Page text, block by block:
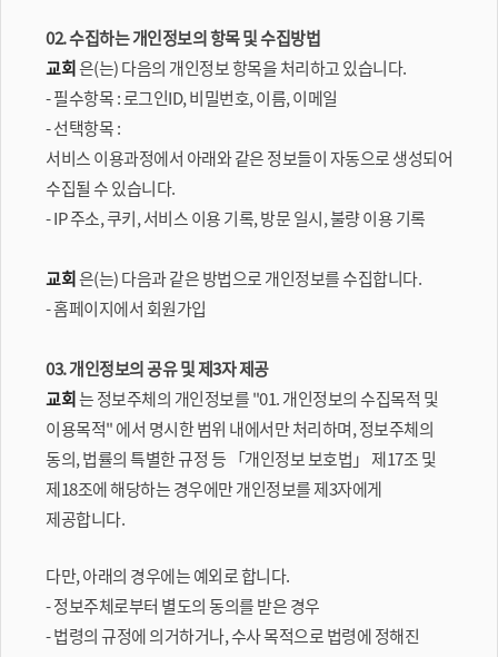
02. 수집하는 개인정보의 항목 및 수집방법
교회 은(는) 다음의 개인정보 항목을 처리하고 있습니다.
- 필수항목 : 로그인ID, 비밀번호, 이름, 이메일
- 선택항목 :
서비스 이용과정에서 아래와 같은 정보들이 자동으로 생성되어
수집될 수 있습니다.
- IP 주소, 쿠키, 서비스 이용 기록, 방문 일시, 불량 이용 기록
교회 은(는) 다음과 같은 방법으로 개인정보를 수집합니다.
- 홈페이지에서 회원가입
03. 개인정보의 공유 및 제3자 제공
교회 는 정보주체의 개인정보를 "01. 개인정보의 수집목적 및
이용목적" 에서 명시한 범위 내에서만 처리하며, 정보주체의
동의, 법률의 특별한 규정 등 「개인정보 보호법」 제17조 및
제18조에 해당하는 경우에만 개인정보를 제3자에게
제공합니다.
다만, 아래의 경우에는 예외로 합니다.
- 정보주체로부터 별도의 동의를 받은 경우
- 법령의 규정에 의거하거나, 수사 목적으로 법령에 정해진